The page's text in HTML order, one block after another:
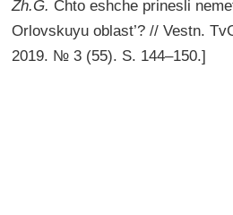
Zh.G. Chto eshche prinesli
Orlovskuyu oblast’? // Vestn.
2019. № 3 (55). S. 144–150.]